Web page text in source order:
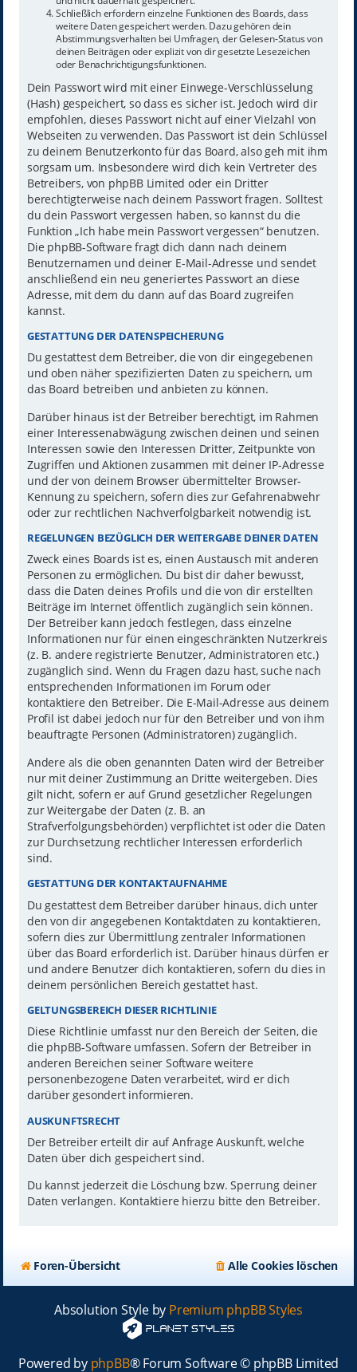
Schließlich erfordern einzelne Funktionen des Boards, dass
weitere Daten gespeichert werden. Dazu gehören dein
Abstimmungsverhalten bei Umfragen, der Gelesen-Status von
deinen Beiträgen oder explizit von dir gesetzte Lesezeichen
oder Benachrichtigungsfunktionen.
Dein Passwort wird mit einer Einwege-Verschlüsselung
(Hash) gespeichert, so dass es sicher ist. Jedoch wird dir
empfohlen, dieses Passwort nicht auf einer Vielzahl von
Webseiten zu verwenden. Das Passwort ist dein Schlüssel
zu deinem Benutzerkonto für das Board, also geh mit ihm
sorgsam um. Insbesondere wird dich kein Vertreter des
Betreibers, von phpBB Limited oder ein Dritter
berechtigterweise nach deinem Passwort fragen. Solltest
du dein Passwort vergessen haben, so kannst du die
Funktion „Ich habe mein Passwort vergessen“ benutzen.
Die phpBB-Software fragt dich dann nach deinem
Benutzernamen und deiner E-Mail-Adresse und sendet
anschließend ein neu generiertes Passwort an diese
Adresse, mit dem du dann auf das Board zugreifen
kannst.
GESTATTUNG DER DATENSPEICHERUNG
Du gestattest dem Betreiber, die von dir eingegebenen
und oben näher spezifizierten Daten zu speichern, um
das Board betreiben und anbieten zu können.
Darüber hinaus ist der Betreiber berechtigt, im Rahmen
einer Interessenabwägung zwischen deinen und seinen
Interessen sowie den Interessen Dritter, Zeitpunkte von
Zugriffen und Aktionen zusammen mit deiner IP-Adresse
und der von deinem Browser übermittelter Browser-
Kennung zu speichern, sofern dies zur Gefahrenabwehr
oder zur rechtlichen Nachverfolgbarkeit notwendig ist.
REGELUNGEN BEZÜGLICH DER WEITERGABE DEINER DATEN
Zweck eines Boards ist es, einen Austausch mit anderen
Personen zu ermöglichen. Du bist dir daher bewusst,
dass die Daten deines Profils und die von dir erstellten
Beiträge im Internet öffentlich zugänglich sein können.
Der Betreiber kann jedoch festlegen, dass einzelne
Informationen nur für einen eingeschränkten Nutzerkreis
(z. B. andere registrierte Benutzer, Administratoren etc.)
zugänglich sind. Wenn du Fragen dazu hast, suche nach
entsprechenden Informationen im Forum oder
kontaktiere den Betreiber. Die E-Mail-Adresse aus deinem
Profil ist dabei jedoch nur für den Betreiber und von ihm
beauftragte Personen (Administratoren) zugänglich.
Andere als die oben genannten Daten wird der Betreiber
nur mit deiner Zustimmung an Dritte weitergeben. Dies
gilt nicht, sofern er auf Grund gesetzlicher Regelungen
zur Weitergabe der Daten (z. B. an
Strafverfolgungsbehörden) verpflichtet ist oder die Daten
zur Durchsetzung rechtlicher Interessen erforderlich
sind.
GESTATTUNG DER KONTAKTAUFNAHME
Du gestattest dem Betreiber darüber hinaus, dich unter
den von dir angegebenen Kontaktdaten zu kontaktieren,
sofern dies zur Übermittlung zentraler Informationen
über das Board erforderlich ist. Darüber hinaus dürfen er
und andere Benutzer dich kontaktieren, sofern du dies in
deinem persönlichen Bereich gestattet hast.
GELTUNGSBEREICH DIESER RICHTLINIE
Diese Richtlinie umfasst nur den Bereich der Seiten, die
die phpBB-Software umfassen. Sofern der Betreiber in
anderen Bereichen seiner Software weitere
personenbezogene Daten verarbeitet, wird er dich
darüber gesondert informieren.
AUSKUNFTSRECHT
Der Betreiber erteilt dir auf Anfrage Auskunft, welche
Daten über dich gespeichert sind.
Du kannst jederzeit die Löschung bzw. Sperrung deiner
Daten verlangen. Kontaktiere hierzu bitte den Betreiber.
Foren-Übersicht Alle Cookies löschen
Absolution Style by Premium phpBB Styles
Powered by phpBB® Forum Software © phpBB Limited